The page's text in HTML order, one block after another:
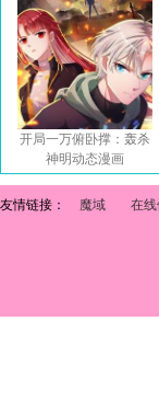
开局一万俯卧撑：轰杀
神明动态漫画
友情链接： 魔域 在线